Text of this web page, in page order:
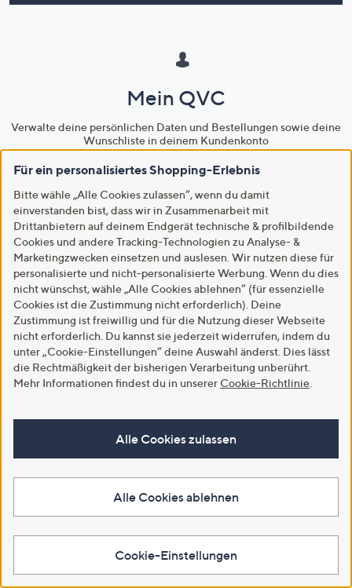
Mein QVC
Verwalte deine persönlichen Daten und Bestellungen sowie deine
Wunschliste in deinem Kundenkonto
Kunden-Konto Bestell-Status
Mobil shoppen
Jetzt die QVC App für Smartphone, Tablet & Co. herunterladen
und überall live dabei sein!
Für Apple Für Android
Kontakt
Presse
Vertrag widerrufen
Größenberatung
Bezahlung
Für ein personalisiertes Shopping-Erlebnis
Bitte wähle „Alle Cookies zulassen“, wenn du damit
einverstanden bist, dass wir in Zusammenarbeit mit
Drittanbietern auf deinem Endgerät technische & profilbildende
Cookies und andere Tracking-Technologien zu Analyse- &
Marketingzwecken einsetzen und auslesen. Wir nutzen diese für
personalisierte und nicht-personalisierte Werbung. Wenn du dies
nicht wünschst, wähle „Alle Cookies ablehnen“ (für essenzielle
Cookies ist die Zustimmung nicht erforderlich). Deine
Zustimmung ist freiwillig und für die Nutzung dieser Webseite
nicht erforderlich. Du kannst sie jederzeit widerrufen, indem du
unter „Cookie-Einstellungen“ deine Auswahl änderst. Dies lässt
die Rechtmäßigkeit der bisherigen Verarbeitung unberührt.
Mehr Informationen findest du in unserer Cookie-Richtlinie
Alle Cookies zulassen
Alle Cookies ablehnen
Cookie-Einstellungen